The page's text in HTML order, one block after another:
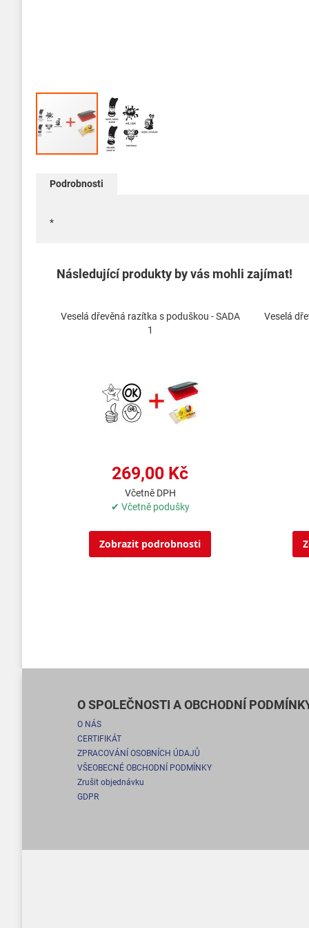
začátek
Podrobnosti
*
Následující produkty by vás mohli zajímat!
Veselá dřevěná razítka s poduškou - SADA
1
269,00 Kč
Včetně DPH
✔ Včetně podušky
Zobrazit podrobnosti
Veselá
O SPOLEČNOSTI A OBCHODNÍ
O NÁS
CERTIFIKÁT
ZPRACOVÁNÍ OSOBNÍCH ÚDAJŮ
VŠEOBECNÉ OBCHODNÍ PODMÍNKY
Zrušit objednávku
GDPR